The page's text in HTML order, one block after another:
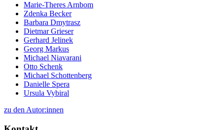
Marie-Theres Arnbom
Zdenka Becker
Barbara Dmytrasz
Dietmar Grieser
Gerhard Jelinek
Georg Markus
Michael Niavarani
Otto Schenk
Michael Schottenberg
Danielle Spera
Ursula Vybiral
zu den Autor:innen